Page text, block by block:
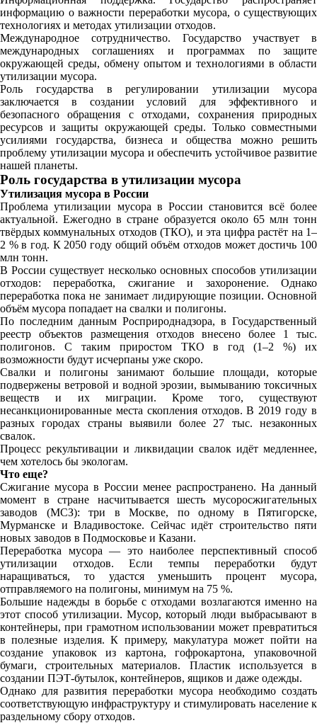
информацию о важности переработки мусора, о существующих
технологиях и методах утилизации отходов.
Международное сотрудничество. Государство участвует в
международных соглашениях и программах по защите
окружающей среды, обмену опытом и технологиями в области
утилизации мусора.
Роль государства в регулировании утилизации мусора
заключается в создании условий для эффективного и
безопасного обращения с отходами, сохранения природных
ресурсов и защиты окружающей среды. Только совместными
усилиями государства, бизнеса и общества можно решить
проблему утилизации мусора и обеспечить устойчивое развитие
нашей планеты.
Роль государства в утилизации мусора
Утилизация мусора в России
Проблема утилизации мусора в России становится всё более
актуальной. Ежегодно в стране образуется около 65 млн тонн
твёрдых коммунальных отходов (ТКО), и эта цифра растёт на 1–
2 % в год. К 2050 году общий объём отходов может достичь 100
млн тонн.
В России существует несколько основных способов утилизации
отходов: переработка, сжигание и захоронение. Однако
переработка пока не занимает лидирующие позиции. Основной
объём мусора попадает на свалки и полигоны.
По последним данным Росприроднадзора, в Государственный
реестр объектов размещения отходов внесено более 1 тыс.
полигонов. С таким приростом ТКО в год (1–2 %) их
возможности будут исчерпаны уже скоро.
Свалки и полигоны занимают большие площади, которые
подвержены ветровой и водной эрозии, вымыванию токсичных
веществ и их миграции. Кроме того, существуют
несанкционированные места скопления отходов. В 2019 году в
разных городах страны выявили более 27 тыс. незаконных
свалок.
Процесс рекультивации и ликвидации свалок идёт медленнее,
чем хотелось бы экологам.
Что еще?
Сжигание мусора в России менее распространено. На данный
момент в стране насчитывается шесть мусоросжигательных
заводов (МСЗ): три в Москве, по одному в Пятигорске,
Мурманске и Владивостоке. Сейчас идёт строительство пяти
новых заводов в Подмосковье и Казани.
Переработка мусора — это наиболее перспективный способ
утилизации отходов. Если темпы переработки будут
наращиваться, то удастся уменьшить процент мусора,
отправляемого на полигоны, минимум на 75 %.
Большие надежды в борьбе с отходами возлагаются именно на
этот способ утилизации. Мусор, который люди выбрасывают в
контейнеры, при грамотном использовании может превратиться
в полезные изделия. К примеру, макулатура может пойти на
создание упаковок из картона, гофрокартона, упаковочной
бумаги, строительных материалов. Пластик используется в
создании ПЭТ-бутылок, контейнеров, ящиков и даже одежды.
Однако для развития переработки мусора необходимо создать
соответствующую инфраструктуру и стимулировать население к
раздельному сбору отходов.